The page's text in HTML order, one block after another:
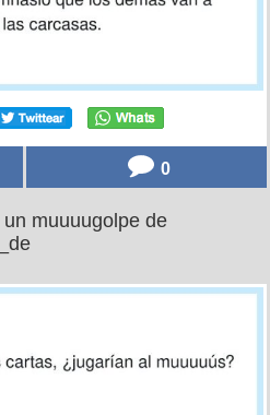
0
muuuugolpe de